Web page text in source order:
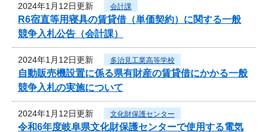
2024年1月12日更新 会計課
R6宿直等用寝具の賃貸借（単価契約）に関する一般
競争入札公告（会計課）
2024年1月12日更新 多治見工業高等学校
自動販売機設置に係る県有財産の賃貸借にかかる一般
競争入札の実施について
2024年1月12日更新 文化財保護センター
令和6年度岐阜県文化財保護センターで使用する電気